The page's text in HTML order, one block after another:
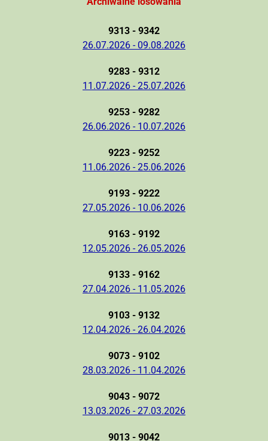
9313 - 9342
26.07.2026 - 09.08.2026
9283 - 9312
11.07.2026 - 25.07.2026
9253 - 9282
26.06.2026 - 10.07.2026
9223 - 9252
11.06.2026 - 25.06.2026
9193 - 9222
27.05.2026 - 10.06.2026
9163 - 9192
12.05.2026 - 26.05.2026
9133 - 9162
27.04.2026 - 11.05.2026
9103 - 9132
12.04.2026 - 26.04.2026
9073 - 9102
28.03.2026 - 11.04.2026
9043 - 9072
13.03.2026 - 27.03.2026
9013 - 9042